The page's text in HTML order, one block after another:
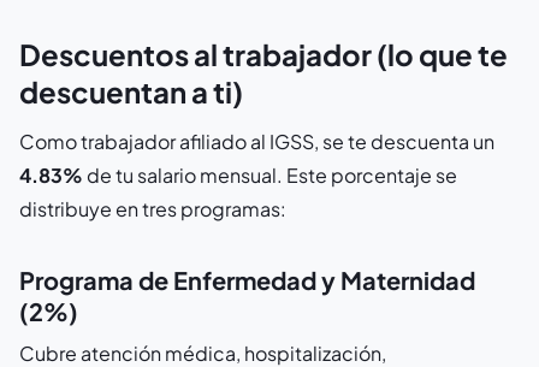
Descuentos al trabajador (lo que te
descuentan a ti)
Como trabajador afiliado al IGSS, se te descuenta un
4.83% de tu salario mensual. Este porcentaje se
distribuye en tres programas:
Programa de Enfermedad y Maternidad
(2%)
Cubre atención médica, hospitalización,